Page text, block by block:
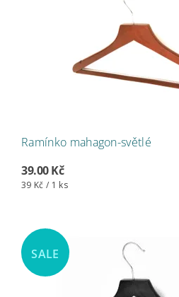
Ramínko mahagon-světlé
39.00 Kč
39 Kč / 1 ks
SALE